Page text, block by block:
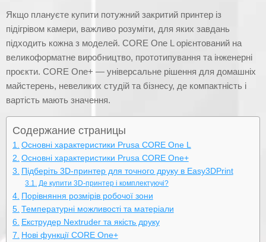
Якщо плануєте купити потужний закритий принтер із
підігрівом камери, важливо розуміти, для яких завдань
підходить кожна з моделей. CORE One L орієнтований на
великоформатне виробництво, прототипування та інженерні
проєкти. CORE One+ — універсальне рішення для домашніх
майстерень, невеликих студій та бізнесу, де компактність і
вартість мають значення.
Содержание страницы
Основні характеристики Prusa CORE One L
Основні характеристики Prusa CORE One+
Підберіть 3D-принтер для точного друку в Easy3DPrint
Де купити 3D-принтер і комплектуючі?
Порівняння розмірів робочої зони
Температурні можливості та матеріали
Екструдер Nextruder та якість друку
Нові функції CORE One+